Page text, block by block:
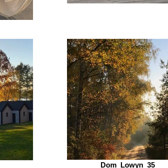
Dom_Lowyn_35